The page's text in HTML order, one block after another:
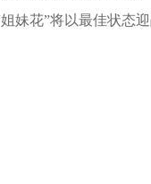
妹花”将以最佳状态